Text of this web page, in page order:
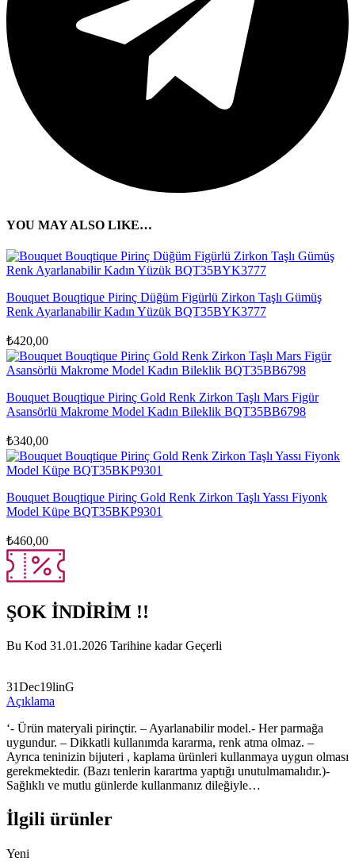
YOU MAY ALSO LIKE…
Bouquet Bouqtique Pirinç Düğüm Figürlü Zirkon Taşlı Gümüş
Renk Ayarlanabilir Kadın Yüzük BQT35BYK3777
₺420,00
Bouquet Bouqtique Pirinç Gold Renk Zirkon Taşlı Mars Figür
Asansörlü Makrome Model Kadın Bileklik BQT35BB6798
₺340,00
Bouquet Bouqtique Pirinç Gold Renk Zirkon Taşlı Yassı Fiyonk
Model Küpe BQT35BKP9301
₺460,00
ŞOK İNDİRİM !!
Bu Kod 31.01.2026 Tarihine kadar Geçerli
31Dec19linG
Açıklama
‘- Ürün materyali pirinçtir. – Ayarlanabilir model.- Her parmağa
uygundur. – Dikkatli kullanımda kararma, renk atma olmaz. –
Ayrıca teninizin bijuteri , kaplama ürünleri kullanmaya uygun olması
gerekmektedir. (Bazı tenlerin karartma yaptığı unutulmamalıdır.)-
Sağlıklı ve mutlu günlerde kullanmanız dileğiyle…
İlgili ürünler
Yeni